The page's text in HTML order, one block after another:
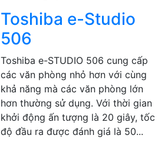
Toshiba e-Studio
506
Toshiba e-STUDIO 506 cung cấp
các văn phòng nhỏ hơn với cùng
khả năng mà các văn phòng lớn
hơn thường sử dụng. Với thời gian
khởi động ấn tượng là 20 giây, tốc
độ đầu ra được đánh giá là 50...